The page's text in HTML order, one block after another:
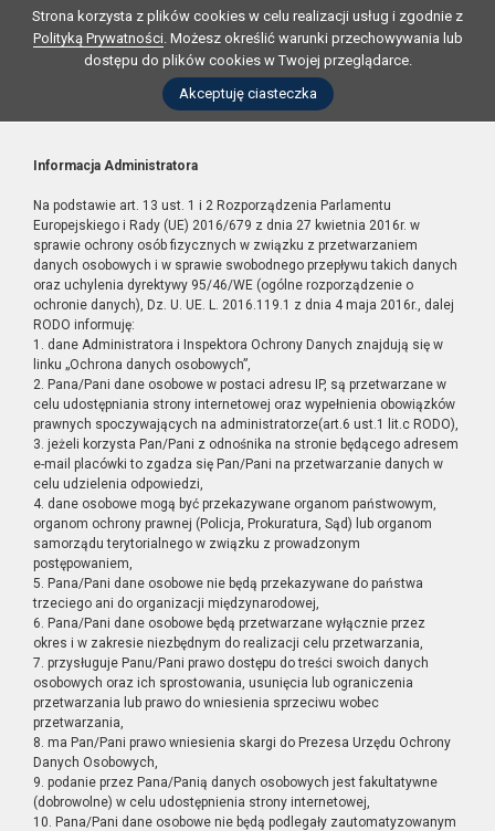
Strona korzysta z plików cookies w celu realizacji usług i zgodnie z
Polityką Prywatności. Możesz określić warunki przechowywania lub
dostępu do plików cookies w Twojej przeglądarce.
Akceptuję ciasteczka
Informacja Administratora
Na podstawie art. 13 ust. 1 i 2 Rozporządzenia Parlamentu
Europejskiego i Rady (UE) 2016/679 z dnia 27 kwietnia 2016r. w
sprawie ochrony osób fizycznych w związku z przetwarzaniem
danych osobowych i w sprawie swobodnego przepływu takich danych
oraz uchylenia dyrektywy 95/46/WE (ogólne rozporządzenie o
ochronie danych), Dz. U. UE. L. 2016.119.1 z dnia 4 maja 2016r., dalej
RODO informuję:
1. dane Administratora i Inspektora Ochrony Danych znajdują się w
linku „Ochrona danych osobowych”,
2. Pana/Pani dane osobowe w postaci adresu IP, są przetwarzane w
celu udostępniania strony internetowej oraz wypełnienia obowiązków
prawnych spoczywających na administratorze(art.6 ust.1 lit.c RODO),
3. jeżeli korzysta Pan/Pani z odnośnika na stronie będącego adresem
e-mail placówki to zgadza się Pan/Pani na przetwarzanie danych w
celu udzielenia odpowiedzi,
4. dane osobowe mogą być przekazywane organom państwowym,
organom ochrony prawnej (Policja, Prokuratura, Sąd) lub organom
samorządu terytorialnego w związku z prowadzonym
postępowaniem,
5. Pana/Pani dane osobowe nie będą przekazywane do państwa
trzeciego ani do organizacji międzynarodowej,
6. Pana/Pani dane osobowe będą przetwarzane wyłącznie przez
okres i w zakresie niezbędnym do realizacji celu przetwarzania,
7. przysługuje Panu/Pani prawo dostępu do treści swoich danych
osobowych oraz ich sprostowania, usunięcia lub ograniczenia
przetwarzania lub prawo do wniesienia sprzeciwu wobec
przetwarzania,
8. ma Pan/Pani prawo wniesienia skargi do Prezesa Urzędu Ochrony
Danych Osobowych,
9. podanie przez Pana/Panią danych osobowych jest fakultatywne
(dobrowolne) w celu udostępnienia strony internetowej,
10. Pana/Pani dane osobowe nie będą podlegały zautomatyzowanym